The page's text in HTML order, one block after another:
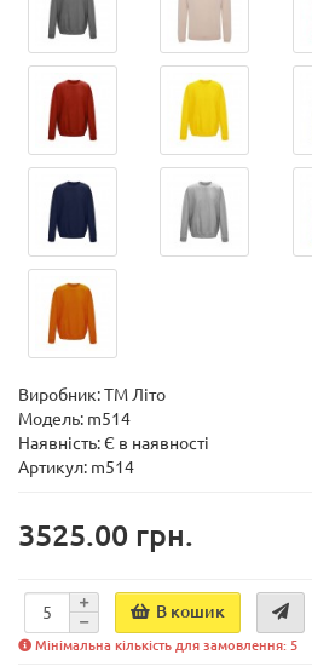
Виробник:ТМ Літо
Модель: m514
Наявність:Є в наявності
Артикул: m514
3525.00 грн.
В кошик
Мінімальна кількість для замовлення: 5